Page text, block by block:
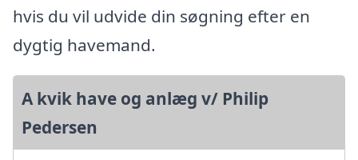
hvis du vil udvide din søgning efter en
dygtig havemand.
A kvik have og anlæg v/ Philip
Pedersen